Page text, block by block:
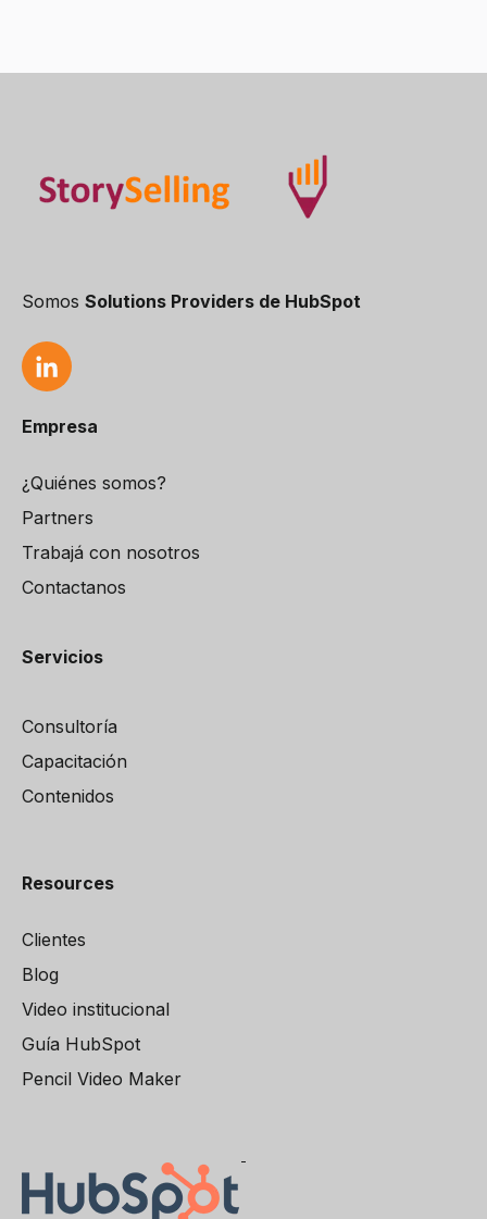
Somos Solutions Providers de HubSpot
Empresa
¿Quiénes somos?
Partners
Trabajá con nosotros
Contactanos
Servicios
Consultoría
Capacitación
Contenidos
Resources
Clientes
Blog
Video institucional
Guía HubSpot
Pencil Video Maker